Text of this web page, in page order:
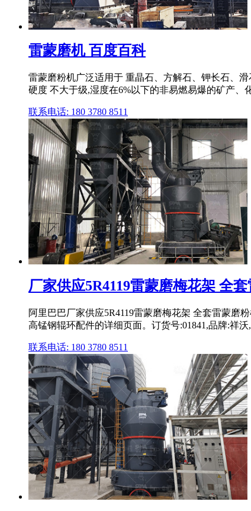
雷蒙磨机 百度百科
雷蒙磨粉机广泛适用于 重晶石、方解石、钾长石、
硬度 不大于级,湿度在6%以下的非易燃易爆的矿产、
联系电话: 180 3780 8511
厂家供应5R4119雷蒙磨梅花架 全
阿里巴巴厂家供应5R4119雷蒙磨梅花架 全套雷蒙磨
高锰钢辊环配件的详细页面。订货号:01841,品牌:祥
联系电话: 180 3780 8511